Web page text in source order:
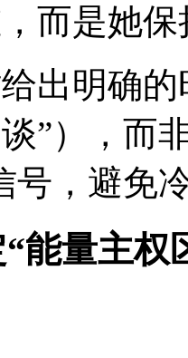
而是她
出明确
”），而
号，避免
能量主权